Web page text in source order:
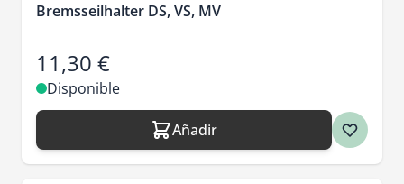
Bremsseilhalter DS, VS, MV
11,30 €
Disponible
Añadir